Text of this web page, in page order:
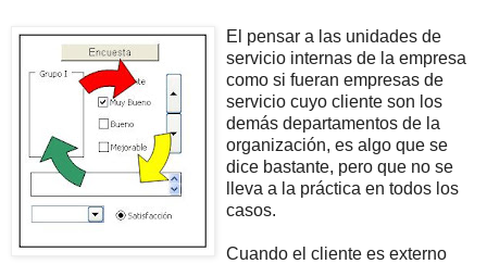
El pensar a las unidades de
servicio internas de la empresa
como si fueran empresas de
servicio cuyo cliente son los
demás departamentos de la
organización, es algo que se
dice bastante, pero que no se
lleva a la práctica en todos los
casos.
Cuando el cliente es externo